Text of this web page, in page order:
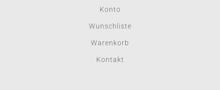
Konto
Wunschliste
Warenkorb
Kontakt